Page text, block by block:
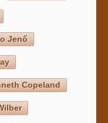
Jenő
Copeland